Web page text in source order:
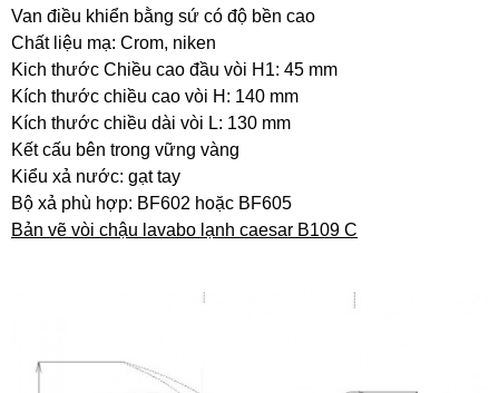
Van điều khiển bằng sứ có độ bền cao
Chất liệu mạ: Crom, niken
Kich thước Chiều cao đầu vòi H1: 45 mm
Kích thước chiều cao vòi H: 140 mm
Kích thước chiều dài vòi L: 130 mm
Kết cấu bên trong vững vàng
Kiểu xả nước: gạt tay
Bộ xả phù hợp: BF602 hoặc BF605
Bản vẽ vòi chậu lavabo lạnh caesar B109 C